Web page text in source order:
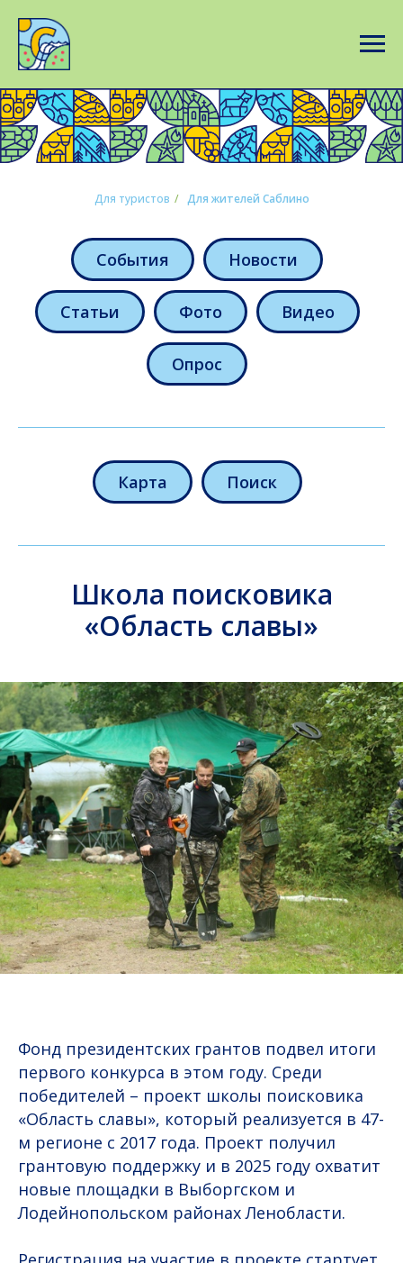
Для туристов / Для жителей Саблино
События Новости
Статьи Фото Видео
Опрос
Карта Поиск
Школа поисковика
«Область славы»
Фонд президентских грантов подвел итоги
первого конкурса в этом году. Среди
победителей – проект школы поисковика
«Область славы», который реализуется в 47-
м регионе с 2017 года. Проект получил
грантовую поддержку и в 2025 году охватит
новые площадки в Выборгском и
Лодейнопольском районах Ленобласти.